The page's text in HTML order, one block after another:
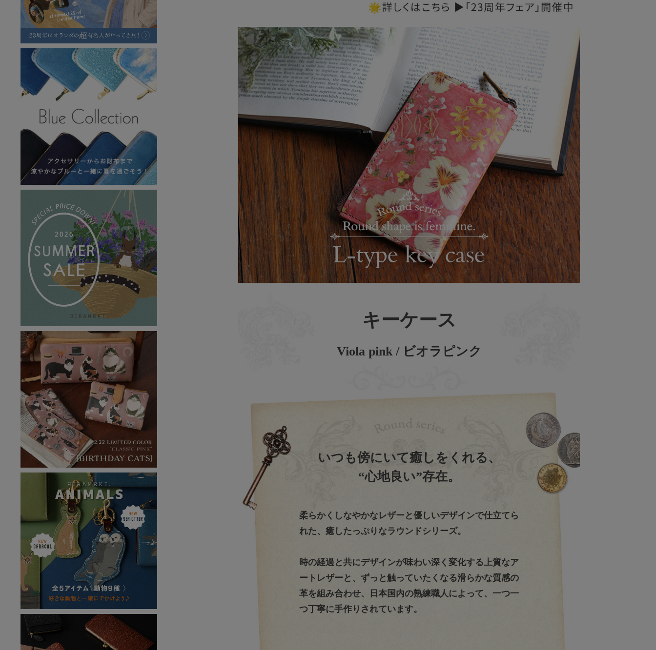
キーケース
Viola pink / ビオラピンク
いつも傍にいて癒しをくれる、
“心地良い”存在。
柔らかくしなやかなレザーと優しいデザインで仕立てら
れた、癒したっぷりなラウンドシリーズ。
時の経過と共にデザインが味わい深く変化する上質なア
ートレザーと、ずっと触っていたくなる滑らかな質感の
革を組み合わせ、日本国内の熟練職人によって、一つ一
つ丁寧に手作りされています。